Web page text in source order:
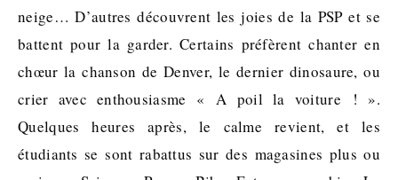
neige… D’autres découvrent les joies de la PSP et se
battent pour la garder. Certains préfèrent chanter en
chœur la chanson de Denver, le dernier dinosaure, ou
crier avec enthousiasme « A poil la voiture ! ».
Quelques heures après, le calme revient, et les
étudiants se sont rabattus sur des magasines plus ou